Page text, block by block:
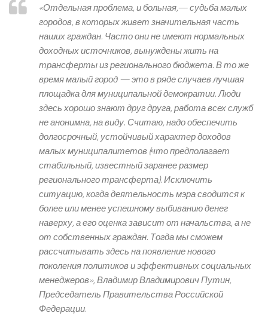
«Отдельная проблема, и больная,— судьба малых
городов, в которых живет значительная часть
наших граждан. Часто они не имеют нормальных
доходных источников, вынуждены жить на
трансферты из регионального бюджета. В то же
время малый город — это в ряде случаев лучшая
площадка для муниципальной демократии. Люди
здесь хорошо знают друг друга, работа всех служб
не анонимна, на виду. Считаю, надо обеспечить
долгосрочный, устойчивый характер доходов
малых муниципалитетов (что предполагает
стабильный, известный заранее размер
регионального трансферта). Исключить
ситуацию, когда деятельность мэра сводится к
более или менее успешному выбиванию денег
наверху, а его оценка зависит от начальства, а не
от собственных граждан. Тогда мы сможем
рассчитывать здесь на появление нового
поколения политиков и эффективных социальных
менеджеров», Владимир Владимирович Путин,
Председатель Правительства Российской
Федерации.